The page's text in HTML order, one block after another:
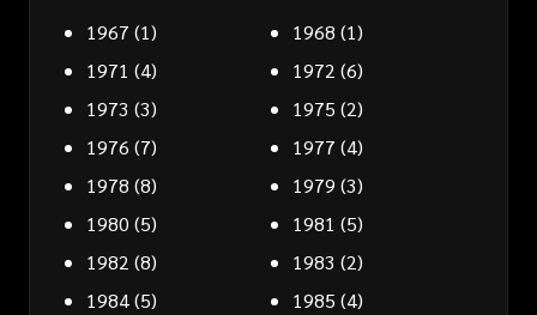
1967 (1) 1968 (1)
1971 (4) 1972 (6)
1973 (3) 1975 (2)
1976 (7) 1977 (4)
1978 (8) 1979 (3)
1980 (5) 1981 (5)
1982 (8) 1983 (2)
1984(5) 1985 (4)